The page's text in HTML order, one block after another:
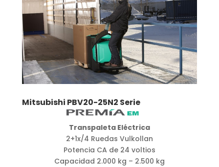
Mitsubishi PBV20-25N2 Serie
Transpaleta Eléctrica
2+1x/4 Ruedas Vulkollan
Potencia CA de 24 voltios
Capacidad 2.000 kg – 2.500 kg